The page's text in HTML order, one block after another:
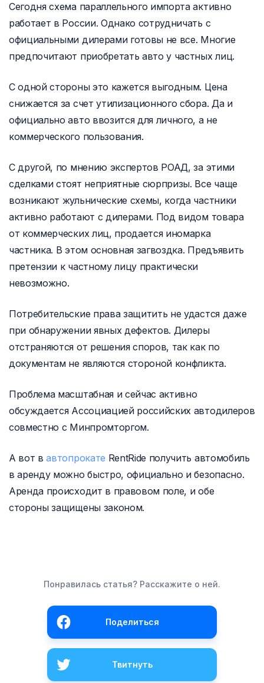
Сегодня схема параллельного импорта активно
работает в России. Однако сотрудничать с
официальными дилерами готовы не все. Многие
предпочитают приобретать авто у частных лиц.
С одной стороны это кажется выгодным. Цена
снижается за счет утилизационного сбора. Да и
официально авто ввозится для личного, а не
коммерческого пользования.
С другой, по мнению экспертов РОАД, за этими
сделками стоят неприятные сюрпризы. Все чаще
возникают жульнические схемы, когда частники
активно работают с дилерами. Под видом товара
от коммерческих лиц, продается иномарка
частника. В этом основная загвоздка. Предъявить
претензии к частному лицу практически
невозможно.
Потребительские права защитить не удастся даже
при обнаружении явных дефектов. Дилеры
отстраняются от решения споров, так как по
документам не являются стороной конфликта.
Проблема масштабная и сейчас активно
обсуждается Ассоциацией российских автодилеров
совместно с Минпромторгом.
А вот вавтопрокате RentRide получить автомобиль
в аренду можно быстро, официально и безопасно.
Аренда происходит в правовом поле, и обе
стороны защищены законом.
Понравилась статья? Расскажите о ней.
Поделиться
Твитнуть